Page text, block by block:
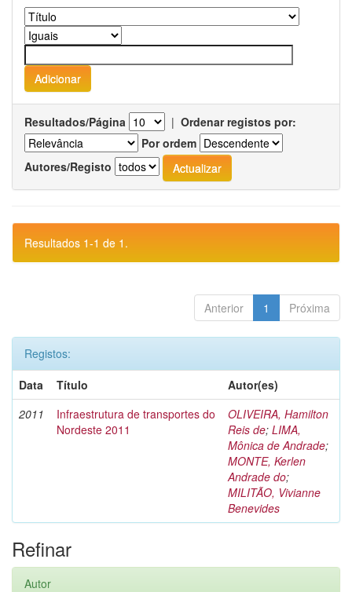
Resultados/Página | Ordenar registos por:
Por ordem
Autores/Registo
Resultados 1-1 de 1.
Anterior 1 Próxima
Registos:
Data
Título
Autor(es)
2011
Infraestrutura de transportes do
Nordeste 2011
OLIVEIRA, Hamilton
Reis de; LIMA,
Mônica de Andrade;
MONTE, Kerlen
Andrade do;
MILITÃO, Vivianne
Benevides
Refinar
Autor